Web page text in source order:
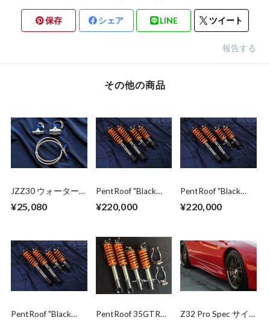
保存 シェア LINE ツイート
報告する
その他の商品
JZZ30 ウォーター
¥25,080
PentRoof "Black
kit for 86 / BRZ
¥220,000
PentRoof "Black
kit for R33 GT-R
¥220,000
PentRoof "Black
PentRoof 35GTR
Z32 Pro Spec サイ